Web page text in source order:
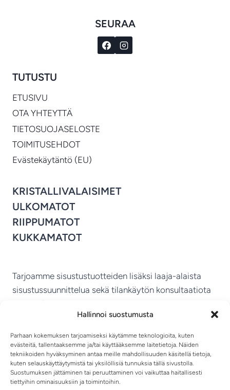
Hallinnoi suostumusta
Parhaan kokemuksen tarjoamiseksi käytämme teknologioita, kuten
evästeitä, tallentaaksemme ja/tai käyttääksemme laitetietoja. Näiden
tekniikoiden hyväksyminen antaa meille mahdollisuuden käsitellä tietoja,
kuten selauskäyttäytymistä tai yksilöllisiä tunnuksia tällä sivustolla.
Suostumuksen jättäminen tai peruuttaminen voi vaikuttaa haitallisesti
tiettyihin ominaisuuksiin ja toimintoihin.
SEURAA
TUTUSTU
ETUSIVU
OTA YHTEYTTÄ
TIETOSUOJASELOSTE
TOIMITUSEHDOT
Evästekäytäntö (EU)
KRISTALLIVALAISIMET
ULKOMATOT
RIIPPUMATOT
KUKKAMATOT
Tarjoamme sisustustuotteiden lisäksi laaja-alaista
sisustussuunnittelua sekä tilankäytön konsultaatiota
MIKKELIN VITRIINI KY